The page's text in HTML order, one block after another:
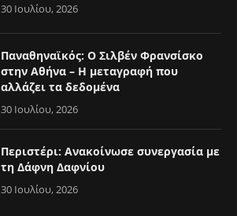
30 Ιουλίου, 2026
Παναθηναϊκός: Ο Σιλβέν Φρανσίσκο
στην Αθήνα – Η μεταγραφή που
αλλάζει τα δεδομένα
30 Ιουλίου, 2026
Περιστέρι: Ανακοίνωσε συνεργασία με
τη Δάφνη Δαφνίου
30 Ιουλίου, 2026